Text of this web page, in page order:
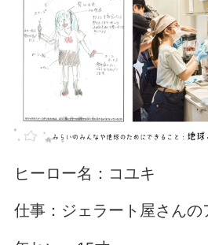
ヒーロー名：コユキ
仕事：ジェラート屋さんの